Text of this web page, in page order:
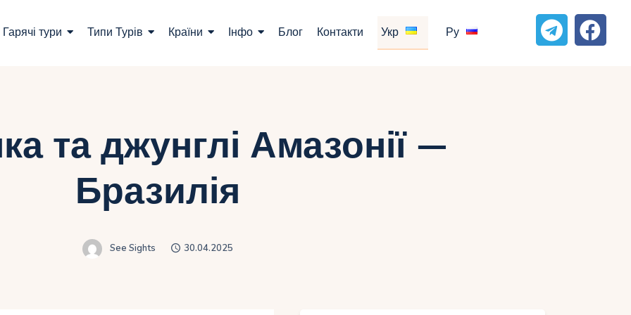
Гарячі тури Типи Турів Країни Інфо Блог Контакти Укр Ру
та джунглі Амазонії —
Бразилія
See Sights 30.04.2025